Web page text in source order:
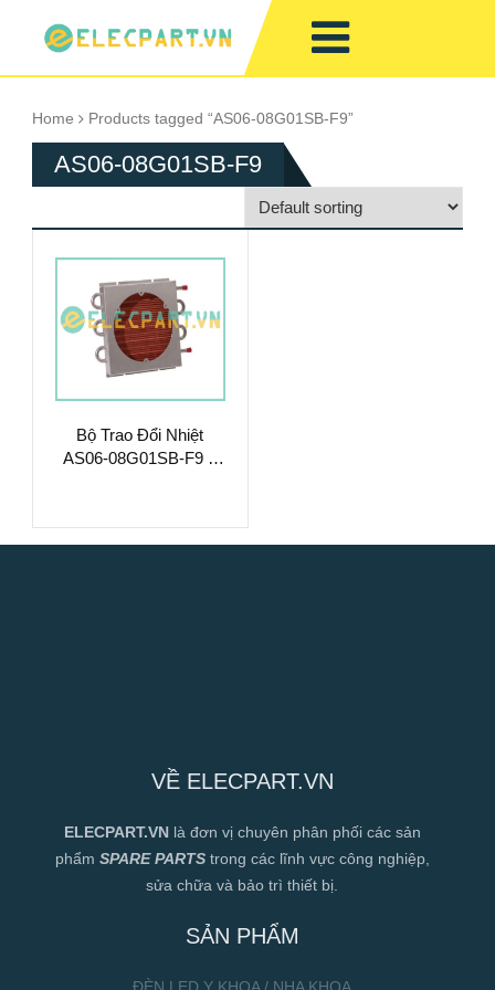
Home Products tagged “AS06-08G01SB-F9”
AS06-08G01SB-F9
Bộ Trao Đổi Nhiệt
AS06-08G01SB-F9 –
VỀ ELECPART.VN
ELECPART.VN là đơn vị chuyên phân phối các sản
phẩm SPARE PARTStrong các lĩnh vực công nghiệp,
sửa chữa và bảo trì thiết bị.
SẢN PHẨM
ĐÈN LED Y KHOA / NHA KHOA